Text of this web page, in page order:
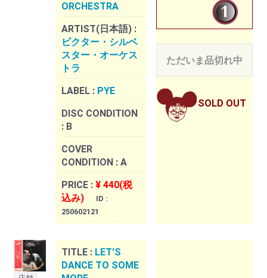
ORCHESTRA
ARTIST(日本語) :
ビクター・シルベ
スター・オーケス
トラ
LABEL : PYE
DISC CONDITION
: B
COVER
CONDITION : A
PRICE : ¥ 440(税
込み)
ID :
250602121
ただいま品切れ中
SOLD OUT
TITLE : LET'S
DANCE TO SOME